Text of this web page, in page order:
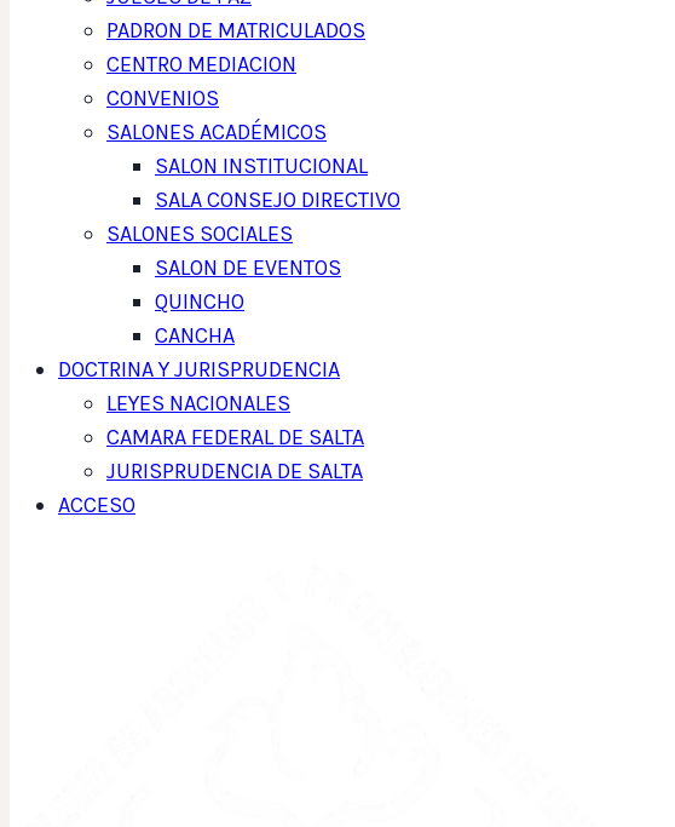
PADRON DE MATRICULADOS
CENTRO MEDIACION
CONVENIOS
SALONES ACADÉMICOS
SALON INSTITUCIONAL
SALA CONSEJO DIRECTIVO
SALONES SOCIALES
SALON DE EVENTOS
QUINCHO
CANCHA
DOCTRINA Y JURISPRUDENCIA
LEYES NACIONALES
CAMARA FEDERAL DE SALTA
JURISPRUDENCIA DE SALTA
ACCESO